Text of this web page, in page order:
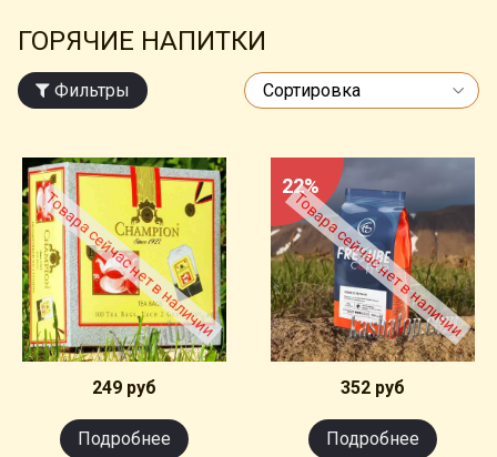
ГОРЯЧИЕ НАПИТКИ
Фильтры
Товара сейчас нет в наличии
249 руб
Подробнее
22%
Товара сейчас нет в наличии
352 руб
Подробнее